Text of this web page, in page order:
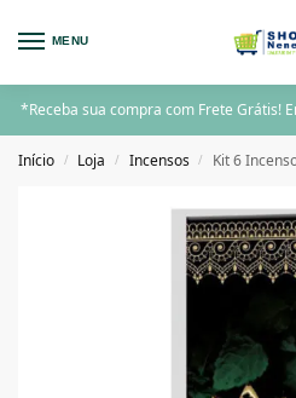
MENU
*Receba sua compra com Frete Grátis!
Início / Loja / Incensos / Kit 6 Incensos